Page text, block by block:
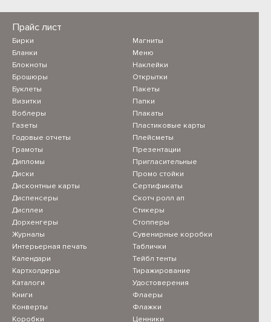
Прайс лист
Бирки
Бланки
Блокноты
Брошюры
Буклеты
Визитки
Воблеры
Газеты
Годовые отчеты
Грамоты
Дипломы
Диски
Дисконтные карты
Диспенсеры
Дисплеи
Дорхенгеры
Журналы
Интерьерная печать
Календари
Картхолдеры
Каталоги
Книги
Конверты
Коробки
Магниты
Меню
Наклейки
Открытки
Пакеты
Папки
Плакаты
Пластиковые карты
Плейсметы
Презентации
Пригласительные
Промо стойки
Сертификаты
Скотч ролл ап
Стикеры
Стопперы
Сувенирные коробки
Таблички
Тейбл тенты
Тиражирование
Удостоверения
Флаеры
Флажки
Ценники